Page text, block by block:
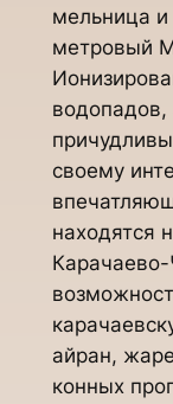
мельница
метровый
водопадов,
своему
находятся
Карачаево-
айран,
конных